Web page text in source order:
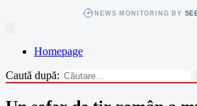
NEWS MONITORING BY
Homepage
Caută după: